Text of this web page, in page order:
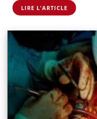
LIRE L'ARTICLE